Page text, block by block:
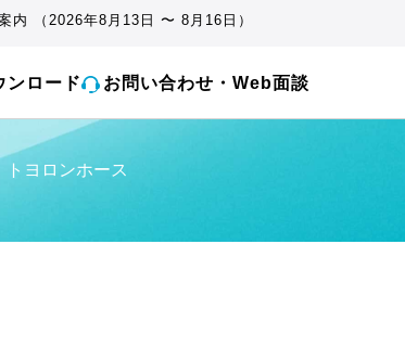
内 （2026年8月13日 〜 8月16日）
ンロード お問い合わせ・Web面談
トヨロンホース